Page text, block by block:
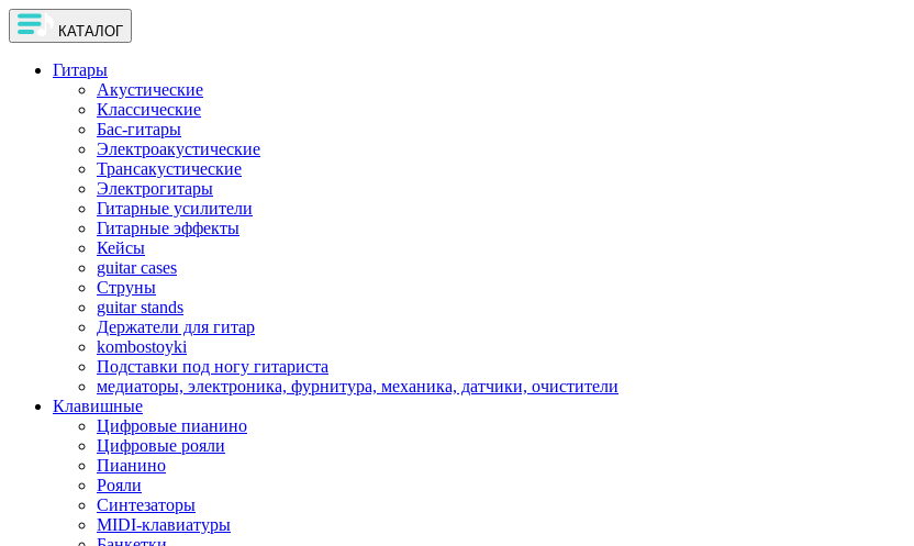
КАТАЛОГ
Гитары
Акустические
Классические
Бас-гитары
Электроакустические
Трансакустические
Электрогитары
Гитарные усилители
Гитарные эффекты
Кейсы
guitar cases
Струны
guitar stands
Держатели для гитар
kombostoyki
Подставки под ногу гитариста
медиаторы, электроника, фурнитура, механика, датчики, очистители
Клавишные
Цифровые пианино
Цифровые рояли
Пианино
Рояли
Синтезаторы
MIDI-клавиатуры